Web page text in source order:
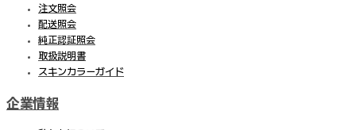
注文照会
配送照会
純正認証照会
取扱説明書
スキンカラーガイド
企業情報